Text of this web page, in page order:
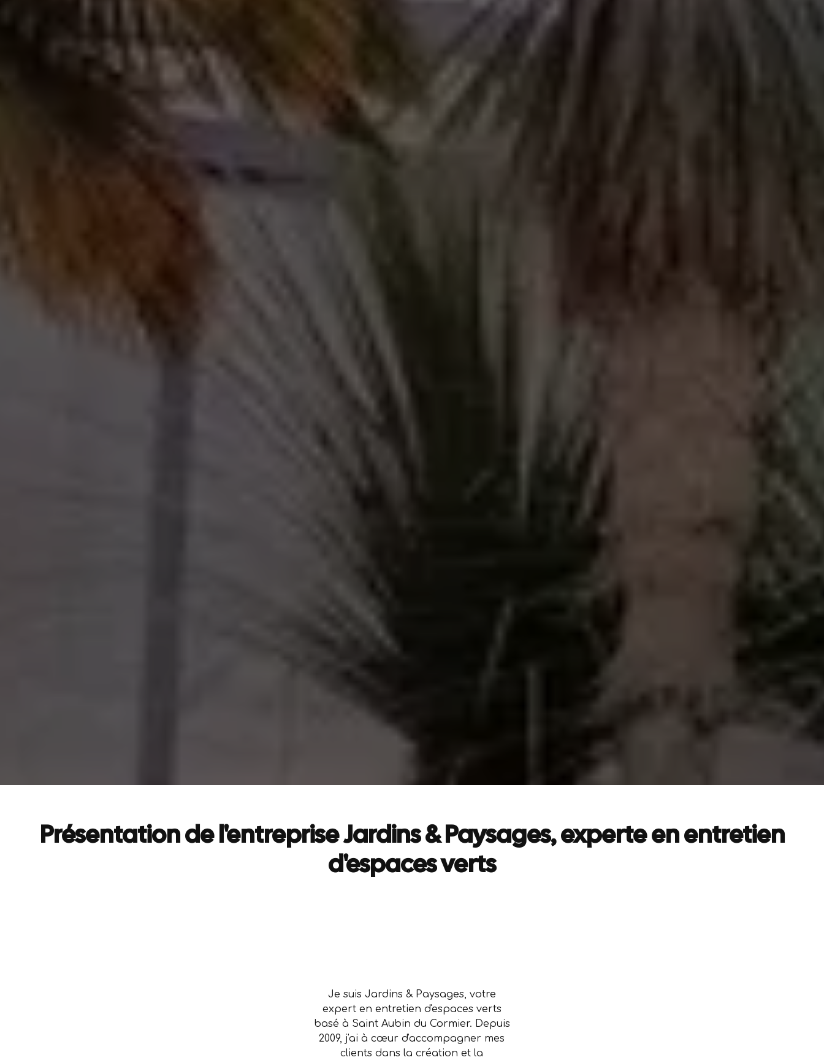
Présentation de l'entreprise Jardins & Paysages, experte en entretien
d'espaces verts
Je suis Jardins & Paysages, votre
expert en entretien d'espaces verts
basé à Saint Aubin du Cormier. Depuis
2009, j'ai à cœur d'accompagner mes
clients dans la création et la